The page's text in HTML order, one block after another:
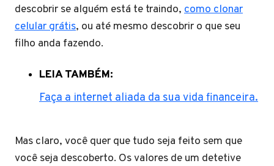
descobrir se alguém está te traindo, como clonar
celular grátis, ou até mesmo descobrir o que seu
filho anda fazendo.
LEIA TAMBÉM:
Faça a internet aliada da sua vida financeira.
Mas claro, você quer que tudo seja feito sem que
você seja descoberto. Os valores de um detetive